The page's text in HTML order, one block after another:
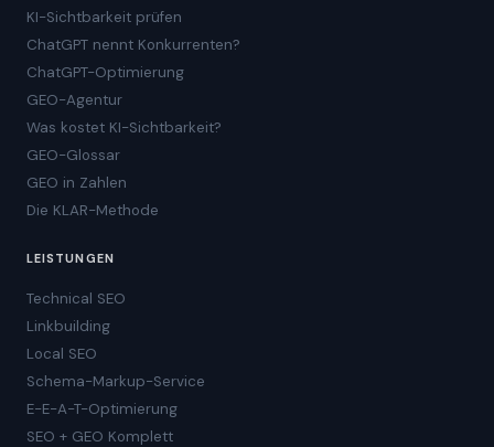
KI-Sichtbarkeit prüfen
ChatGPT nennt Konkurrenten?
ChatGPT-Optimierung
GEO-Agentur
Was kostet KI-Sichtbarkeit?
GEO-Glossar
GEO in Zahlen
Die KLAR-Methode
LEISTUNGEN
Technical SEO
Linkbuilding
Local SEO
Schema-Markup-Service
E-E-A-T-Optimierung
SEO + GEO Komplett